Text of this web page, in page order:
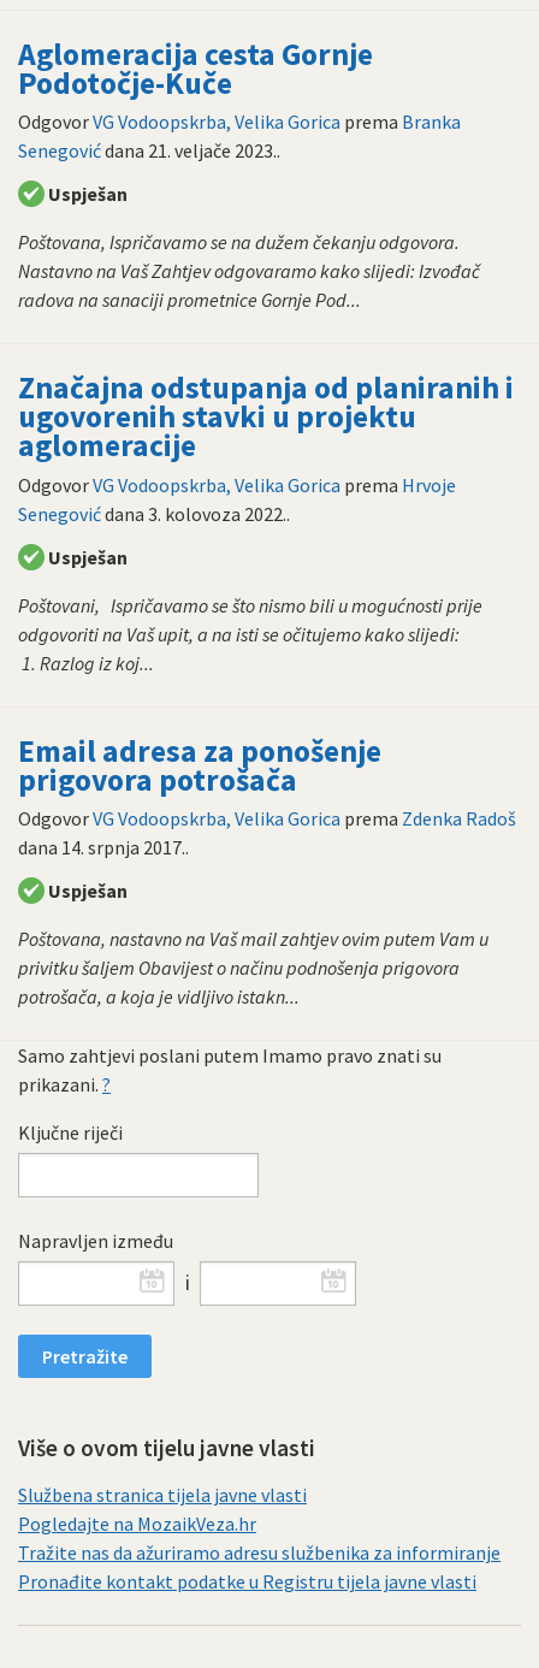
Aglomeracija cesta Gornje
Podotočje-Kuče
OdgovorVG Vodoopskrba, Velika Gorica prema Branka
Senegovićdana 21. veljače 2023..
Uspješan
Poštovana, Ispričavamo se na dužem čekanju odgovora.
Nastavno na Vaš Zahtjev odgovaramo kako slijedi: Izvođač
radova na sanaciji prometnice Gornje Pod...
Značajna odstupanja od planiranih i
ugovorenih stavki u projektu
aglomeracije
OdgovorVG Vodoopskrba, Velika Gorica prema Hrvoje
Senegovićdana 3. kolovoza 2022..
Uspješan
Poštovani, Ispričavamo se što nismo bili u mogućnosti prije
odgovoriti na Vaš upit, a na isti se očitujemo kako slijedi:
1. Razlog iz koj...
Email adresa za ponošenje
prigovora potrošača
OdgovorVG Vodoopskrba, Velika Gorica prema Zdenka Radoš
dana 14. srpnja 2017..
Uspješan
Poštovana, nastavno na Vaš mail zahtjev ovim putem Vam u
privitku šaljem Obavijest o načinu podnošenja prigovora
potrošača, a koja je vidljivo istakn...
Samo zahtjevi poslani putem Imamo pravo znati su
prikazani. ?
Ključne riječi
Napravljen između
i
Više o ovom tijelu javne vlasti
Službena stranica tijela javne vlasti
Pogledajte na MozaikVeza.hr
Tražite nas da ažuriramo adresu službenika za informiranje
Pronađite kontakt podatke u Registru tijela javne vlasti